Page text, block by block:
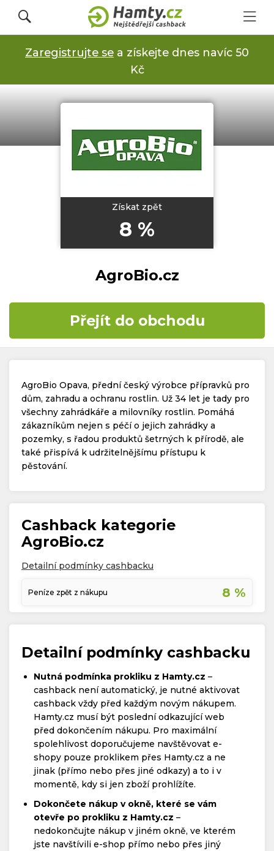
Přihlásit se
Registrovat
Obchody
Časté dotazy
Kontakt
Copyright © 2019 - 2026. Všechna práva vyhrazena.
Zaregistrujte se a získejte dnes navíc 50
Kč
Získat zpět
8 %
AgroBio.cz
Přejít do obchodu
AgroBio Opava, přední český výrobce přípravků pro
dům, zahradu a ochranu rostlin. Už 34 let je tady pro
všechny zahrádkáře a milovníky rostlin. Pomáhá
zákazníkům nejen s péčí o jejich zahrádky a
pozemky, s řadou produktů šetrných k přírodě, ale
také přispívá k udržitelnějšímu přístupu k
pěstování.
Cashback kategorie
AgroBio.cz
Detailní podmínky cashbacku
Peníze zpět z nákupu 8 %
Detailní podmínky cashbacku
Nutná podmínka prokliku z Hamty.cz –
cashback není automatický, je nutné aktivovat
cashback vždy před každým novým nákupem.
Hamty.cz musí být poslední odkazující web
před dokončením nákupu. Pro maximální
spolehlivost doporučujeme navštěvovat e-
shopy pouze proklikem přes Hamty.cz a ne
jinak (přímo nebo přes jiné odkazy) a to i v
momentě, kdy si jen zboží prohlížíte.
Dokončete nákup v okně, které se vám
otevře po prokliku z Hamty.cz –
nedokončujte nákup v jiném okně, ve kterém
jste navštívili e-shop přímo nebo přes jiný